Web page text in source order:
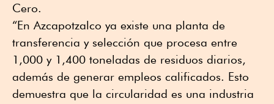
Cero.
“En Azcapotzalco ya existe una planta de
transferencia y selección que procesa entre
1,000 y 1,400 toneladas de residuos diarios,
además de generar empleos calificados. Esto
demuestra que la circularidad es una industria